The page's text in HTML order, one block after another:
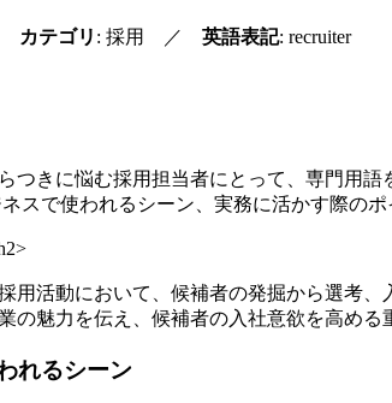
カテゴリ : 採用 ／ 英語表記: recruiter
つきに悩む採用担当者にとって、専門用
スで使われるシーン、実務に活かす際の
用活動において、候補者の発掘から選考
の魅力を伝え、候補者の入社意欲を高める
れるシーン